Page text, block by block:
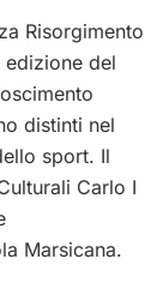
Risorgimento
edizione del
distinti nel
sport. Il
Carlo I
Marsicana.